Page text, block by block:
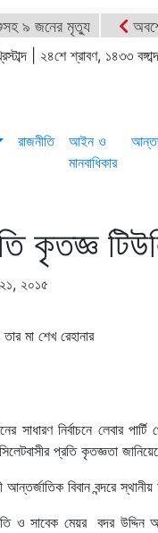
৯ জনের মৃত্যু
প্রাণহানি
সিলেটে
| ২৪শে শ্রাবণ, ১৪৩৩ বঙ্গাব্দ
রাজনীতি
আইন ও
মানবাধিকার
কৃতজ্ঞ
২০১৫
সাধারণ নির্বাচনে লেবার
প্রতি কৃতজ্ঞতা
বিবান বন্দরে
ও সাবেক মেয়র বদর উদ্দিন